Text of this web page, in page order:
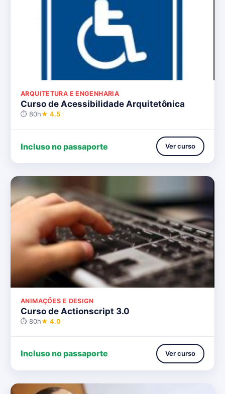
ARQUITETURA E ENGENHARIA
Curso de Acessibilidade Arquitetônica
⏱ 80h★ 4.5
Incluso no passaporte Ver curso
ANIMAÇÕES E DESIGN
Curso de Actionscript 3.0
⏱ 80h★ 4.0
Incluso no passaporte Ver curso